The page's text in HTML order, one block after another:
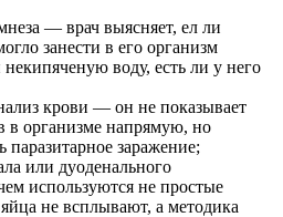
— врач выясняет, ел ли
занести в его организм
воду, есть ли у него
крови — он не показывает
в организме напрямую, но
паразитарное заражение;
или дуоденального
используются не простые
не всплывают, а методика